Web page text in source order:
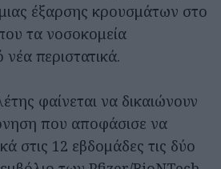
μιας έξαρσης κρουσμάτων στο
τα νοσοκομεία
περιστατικά.
φαίνεται να δικαιώνουν
που αποφάσισε να
στις 12 εβδομάδες τις δύο